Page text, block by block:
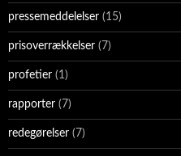
pressemeddelelser (15)
prisoverrækkelser (7)
profetier (1)
rapporter (7)
redegørelser (7)